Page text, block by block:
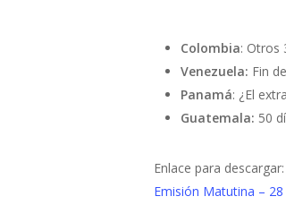
Colombia: Otros
Venezuela: Fin
Panamá: ¿El
Guatemala: 50
Enlace para descargar:
Emisión Matutina –